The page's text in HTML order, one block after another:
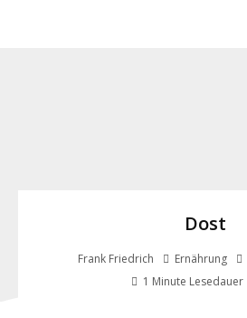
Dost
Frank Friedrich Ernährung
1 Minute Lesedauer